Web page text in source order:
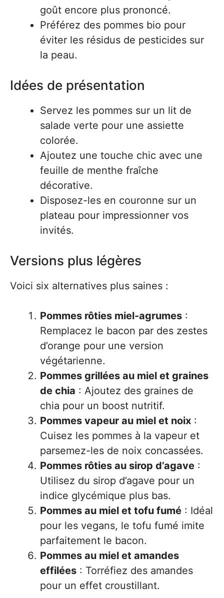
goût encore plus prononcé.
Préférez des pommes bio pour
éviter les résidus de pesticides sur
la peau.
Idées de présentation
Servez les pommes sur un lit de
salade verte pour une assiette
colorée.
Ajoutez une touche chic avec une
feuille de menthe fraîche
décorative.
Disposez-les en couronne sur un
plateau pour impressionner vos
invités.
Versions plus légères
Voici six alternatives plus saines :
Pommes rôties miel-agrumes :
Remplacez le bacon par des zestes
d’orange pour une version
végétarienne.
Pommes grillées au miel et graines
de chia : Ajoutez des graines de
chia pour un boost nutritif.
Pommes vapeur au miel et noix :
Cuisez les pommes à la vapeur et
parsemez-les de noix concassées.
Pommes rôties au sirop d’agave :
Utilisez du sirop d’agave pour un
indice glycémique plus bas.
Pommes au miel et tofu fumé : Idéal
pour les vegans, le tofu fumé imite
parfaitement le bacon.
Pommes au miel et amandes
effilées : Torréfiez des amandes
pour un effet croustillant.